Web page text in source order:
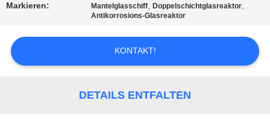
NACHRICHTEN
FORDERN
Markieren: Mantelglasschiff,Doppelschichtglasreaktor,
Antikorrosions-Glasreaktor
KONTAKT!
DETAILS ENTFALTEN